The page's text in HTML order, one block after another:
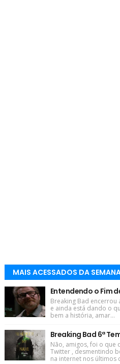
MAIS ACESSADOS DA
Entendendo o Fim
Breaking Bad encerrou
e ainda está dando o
bem a história, amar...
Breaking Bad 6ª
Não, amigos, foi o que
Twitter , desmentindo
na internet nos últimos